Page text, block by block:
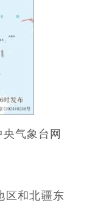
气象台网
区和北疆东